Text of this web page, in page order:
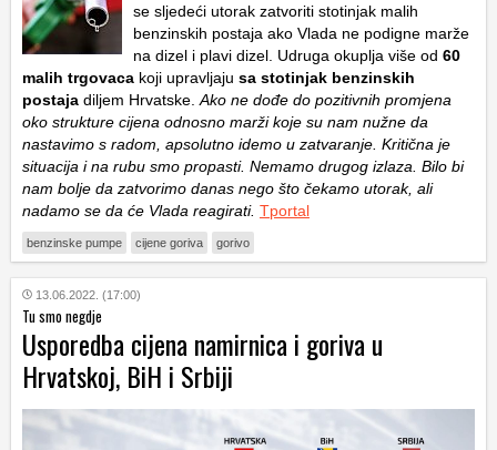
se sljedeći utorak zatvoriti stotinjak malih
benzinskih postaja ako Vlada ne podigne marže
na dizel i plavi dizel. Udruga okuplja više od 60
malih trgovaca koji upravljaju sa stotinjak benzinskih
postaja diljem Hrvatske. Ako ne dođe do pozitivnih promjena
oko strukture cijena odnosno marži koje su nam nužne da
nastavimo s radom, apsolutno idemo u zatvaranje. Kritična je
situacija i na rubu smo propasti. Nemamo drugog izlaza. Bilo bi
nam bolje da zatvorimo danas nego što čekamo utorak, ali
nadamo se da će Vlada reagirati. Tportal
benzinske pumpe cijene goriva gorivo
13.06.2022. (17:00)
Tu smo negdje
Usporedba cijena namirnica i goriva u
Hrvatskoj, BiH i Srbiji